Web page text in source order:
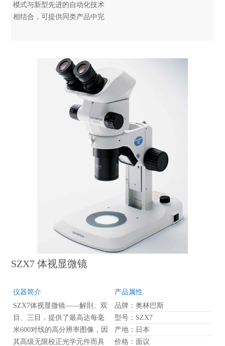
模式与新型先进的自动化技术
相结合，可提供同类产品中完
SZX7 体视显微镜
仪器简介
SZX7体视显微镜——解剖、双
目、三目，提供了最高达每毫
米600对线的高分辨率图像，因
其高级无限校正光学元件而具
产品属性
品牌：奥林巴斯
型号：SZX7
产地：日本
价格：面议